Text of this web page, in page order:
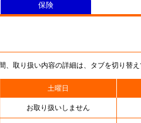
取り扱い内容の詳細は、タブを切り替え
土曜日
お取り扱いしません
保険